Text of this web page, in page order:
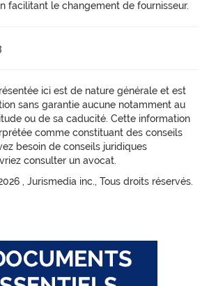
facilitant le changement de fournisseur.
ici est de nature générale et est
sans garantie aucune notamment au
ou de sa caducité. Cette information
comme constituant des conseils
besoin de conseils juridiques
consulter un avocat.
, Jurismedia inc., Tous droits réservés.